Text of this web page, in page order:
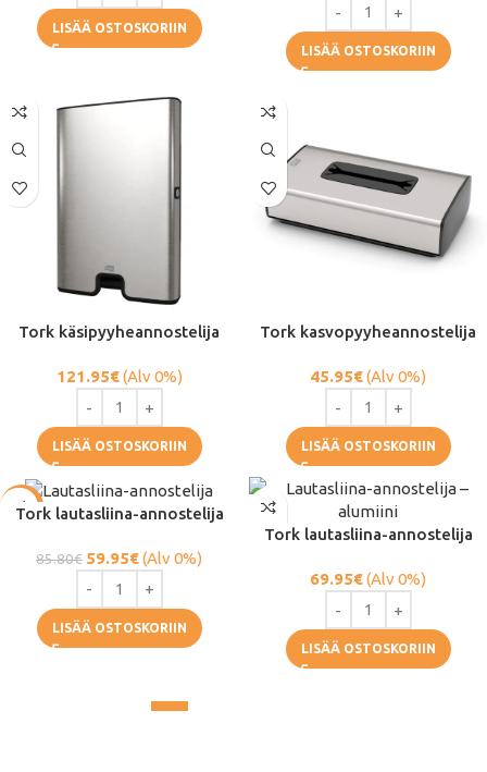
LISÄÄ OSTOSKORIIN
LISÄÄ OSTOSKORIIN
Tork käsipyyheannostelija
121.95€(Alv 0%)
LISÄÄ OSTOSKORIIN
Tork kasvopyyheannostelija
45.95€(Alv 0%)
LISÄÄ OSTOSKORIIN
-30%
Tork lautasliina-annostelija
85.80€ 59.95€(Alv 0%)
LISÄÄ OSTOSKORIIN
Tork lautasliina-annostelija
69.95€(Alv 0%)
LISÄÄ OSTOSKORIIN